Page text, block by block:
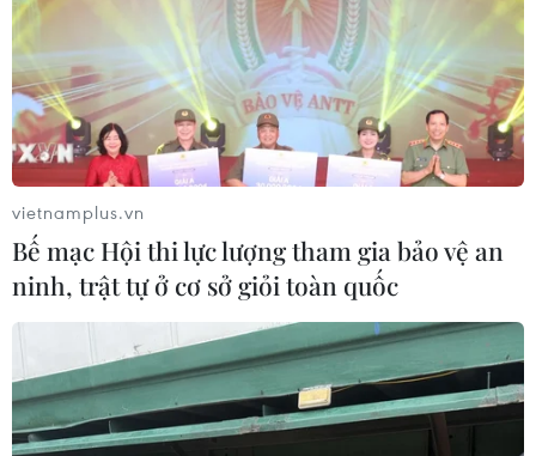
vietnamplus.vn
Bế mạc Hội thi lực lượng tham gia bảo vệ an
ninh, trật tự ở cơ sở giỏi toàn quốc